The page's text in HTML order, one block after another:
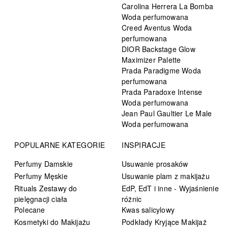
Carolina Herrera La Bomba
Woda perfumowana
Creed Aventus Woda
perfumowana
DIOR Backstage Glow
Maximizer Palette
Prada Paradigme Woda
perfumowana
Prada Paradoxe Intense
Woda perfumowana
Jean Paul Gaultier Le Male
Woda perfumowana
POPULARNE KATEGORIE
Perfumy Damskie
Perfumy Męskie
Rituals Zestawy do
pielęgnacji ciała
Polecane
Kosmetyki do Makijażu
INSPIRACJE
Usuwanie prosaków
Usuwanie plam z makijażu
EdP, EdT i inne - Wyjaśnienie
różnic
Kwas salicylowy
Podkłady Kryjące Makijaż